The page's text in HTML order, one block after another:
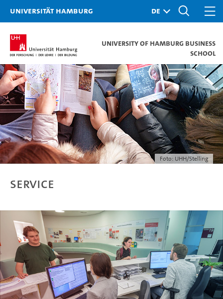
Universität Hamburg
University of Hamburg Business
School
Foto: UHH/Stelling
Service